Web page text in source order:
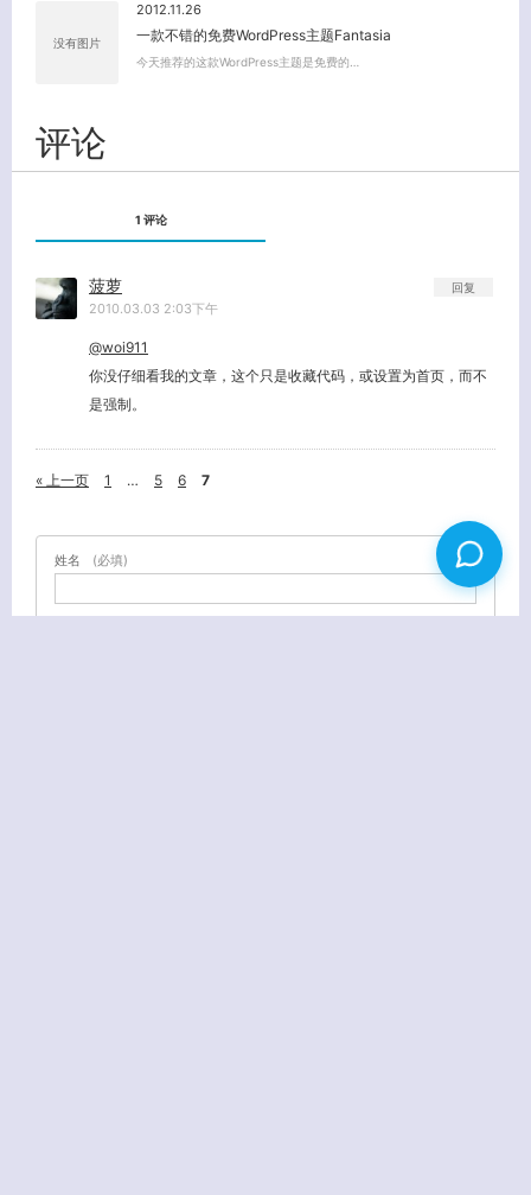
没有图片
2012.11.26
一款不错的免费WordPress主题Fantasia
今天推荐的这款WordPress主题是免费的…
评论
1 评论
菠萝
2010.03.03 2:03下午
@woi911
你没仔细看我的文章，这个只是收藏代码，或设置为首页，而不
是强制。
回复
« 上一页 1 … 5 6 7
姓名 (必填)